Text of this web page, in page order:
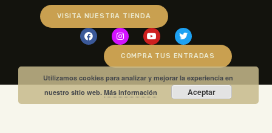
VISITA NUESTRA TIENDA
COMPRA TUS ENTRADAS
Utilizamos cookies para analizar y mejorar la experiencia en
nuestro sitio web.Más información Aceptar